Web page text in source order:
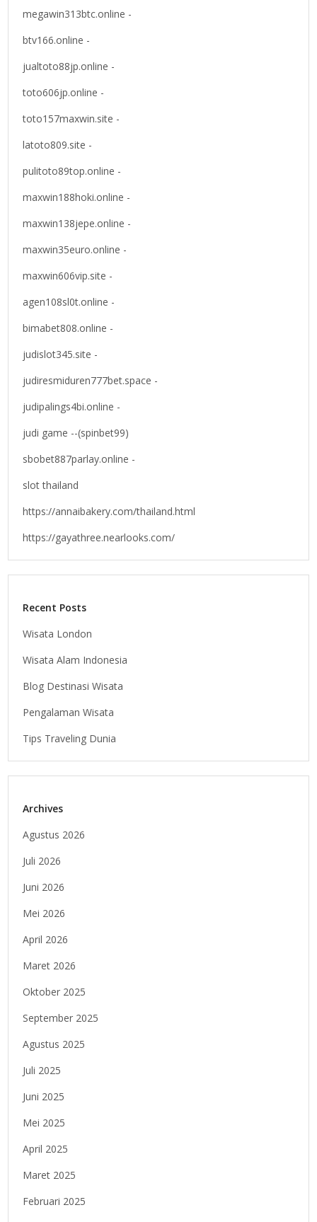
megawin313btc.online -
btv166.online -
jualtoto88jp.online -
toto606jp.online -
toto157maxwin.site -
latoto809.site -
pulitoto89top.online -
maxwin188hoki.online -
maxwin138jepe.online -
maxwin35euro.online -
maxwin606vip.site -
agen108sl0t.online -
bimabet808.online -
judislot345.site -
judiresmiduren777bet.space -
judipalings4bi.online -
judi game --(spinbet99)
sbobet887parlay.online -
slot thailand
https://annaibakery.com/thailand.html
https://gayathree.nearlooks.com/
Recent Posts
Wisata London
Wisata Alam Indonesia
Blog Destinasi Wisata
Pengalaman Wisata
Tips Traveling Dunia
Archives
Agustus 2026
Juli 2026
Juni 2026
Mei 2026
April 2026
Maret 2026
Oktober 2025
September 2025
Agustus 2025
Juli 2025
Juni 2025
Mei 2025
April 2025
Maret 2025
Februari 2025